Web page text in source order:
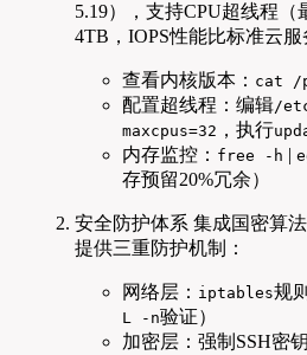
5.19），支持CPU超线程
4TB，IOPS性能比标准云服
查看内核版本： cat /
配置超线程：编辑/
maxcpus=32 ，执行
内存监控： free -h |
存预留20%冗余）
安全防护体系 集成国密算
提供三重防护机制：
网络层： iptables规
L -n验证）
加密层：强制SSH密